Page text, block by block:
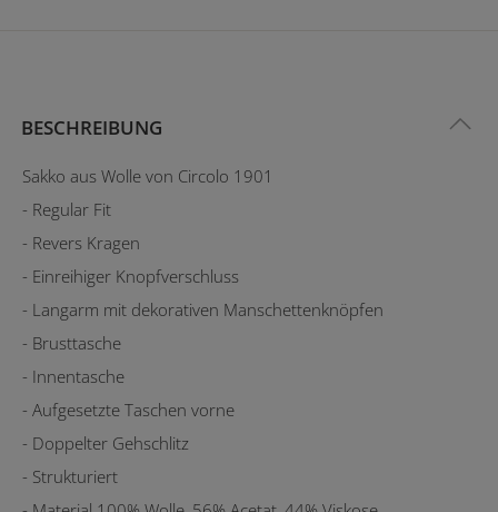
BESCHREIBUNG
Sakko aus Wolle von Circolo 1901
- Regular Fit
- Revers Kragen
- Einreihiger Knopfverschluss
- Langarm mit dekorativen Manschettenknöpfen
- Brusttasche
- Innentasche
- Aufgesetzte Taschen vorne
- Doppelter Gehschlitz
- Strukturiert